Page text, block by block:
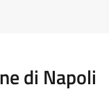
di Napoli